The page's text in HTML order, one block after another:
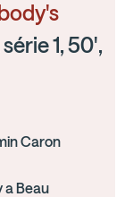
1, 50',
Caron
a Beau